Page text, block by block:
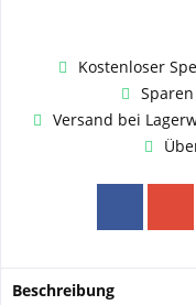
Kostenloser
Versand bei
Beschreibung